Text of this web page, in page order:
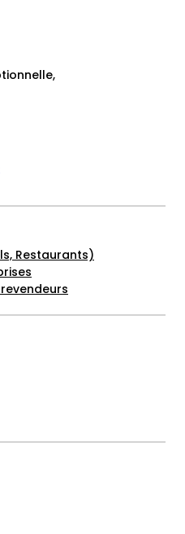
Restaurants)